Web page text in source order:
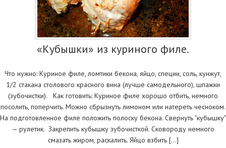
«Кубышки» из куриного филе.
Что нужно: Куриное филе, ломтики бекона, яйцо, специи, соль, кунжут,
1/2 стакана столового красного вина (лучше самодельного), шпажки
(зубочистки). Как готовить: Куриное филе хорошо отбить, немного
посолить, поперчить. Можно сбрызнуть лимоном или натереть чесноком.
На подготовленное филе положить полоску бекона. Свернуть "кубышку"
— рулетик. Закрепить кубышку зубочисткой. Сковороду немного
смазать жиром, раскалить. Яйцо взбить […]